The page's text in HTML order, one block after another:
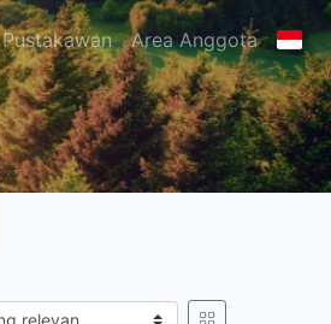
Pustakawan Area Anggota